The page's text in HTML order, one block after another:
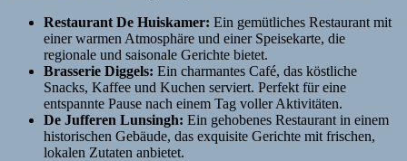
Restaurant De Huiskamer: Ein gemütliches Restaurant mit
einer warmen Atmosphäre und einer Speisekarte, die
regionale und saisonale Gerichte bietet.
Brasserie Diggels: Ein charmantes Café, das köstliche
Snacks, Kaffee und Kuchen serviert. Perfekt für eine
entspannte Pause nach einem Tag voller Aktivitäten.
De Jufferen Lunsingh: Ein gehobenes Restaurant in einem
historischen Gebäude, das exquisite Gerichte mit frischen,
lokalen Zutaten anbietet.